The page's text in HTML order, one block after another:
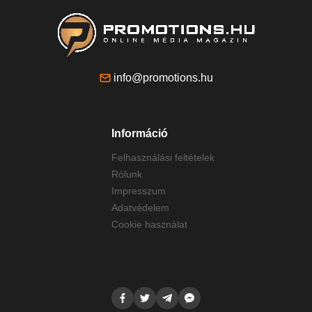
info@promotions.hu
Információ
Felhasználási feltételek
Rólunk
Impresszum
Adatvédelem
Cookie használat